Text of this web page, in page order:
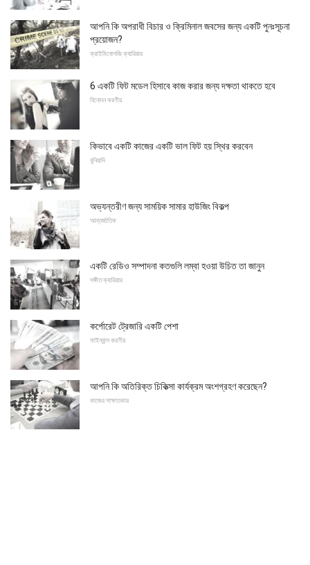
আপনি কি অপরাধী বিচার ও ক্রিমিনাল জবসের জন্য একটি পুনঃসূচনা
প্রয়োজন?
ক্রাইমিনোলজি ক্যারিয়ার
6 একটি ফিট মডেল হিসাবে কাজ করার জন্য দক্ষতা থাকতে হবে
বিনোদন করণীয়
কিভাবে একটি কাজের একটি ভাল ফিট হয় স্থির করবেন
বুনিয়াদি
অভ্যন্তরীণ জন্য সাময়িক সামার হাউজিং বিকল্প
আন্তর্জাতিক
একটি রেডিও সম্পাদনা কতগুলি লম্বা হওয়া উচিত তা জানুন
সঙ্গীত ক্যারিয়ার
কর্পোরেট ট্রেজারি একটি পেশা
ফাইন্যান্স করণীয়
আপনি কি অতিরিক্ত চিকিত্সা কার্যক্রম অংশগ্রহণ করেছেন?
কাজের সাক্ষাতকার